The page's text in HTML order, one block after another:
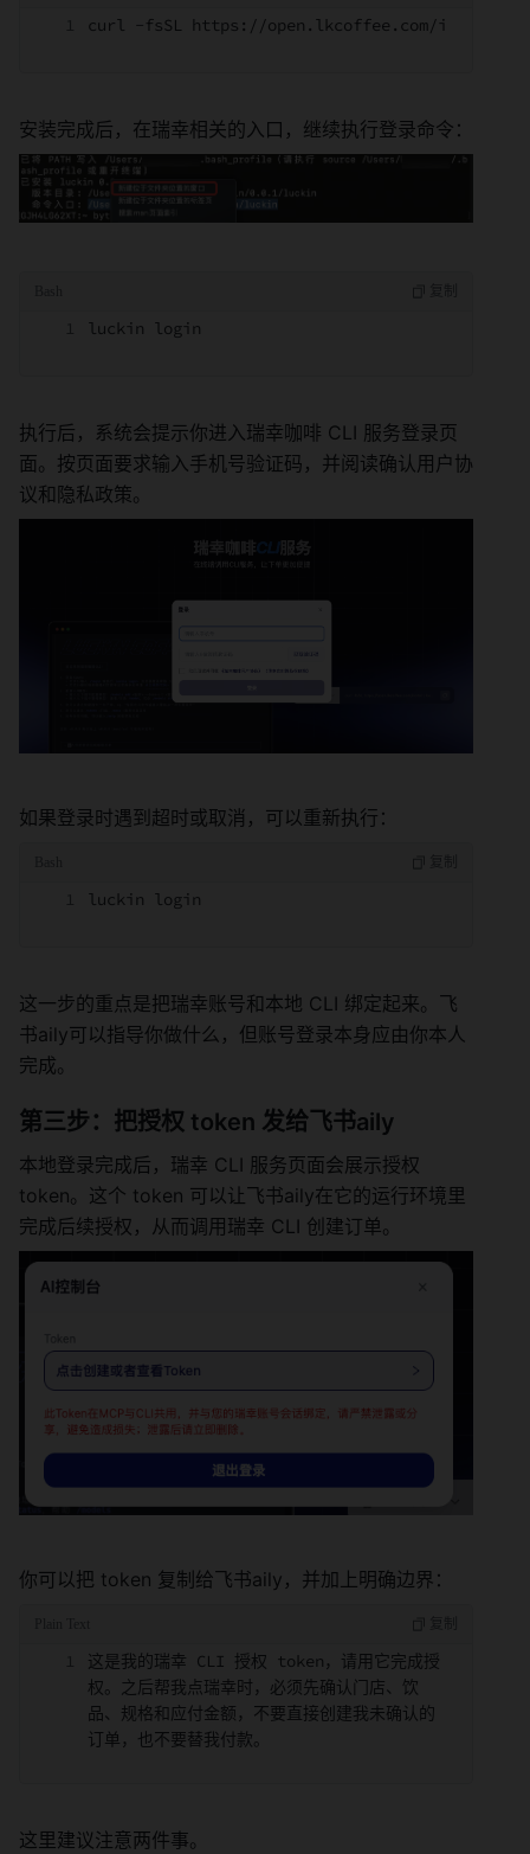
curl -fsSL https://open.lkcoffee.com/install |
安装完成后，在瑞幸相关的入口，继续执行登录命令：
luckin login
执行后，系统会提示你进入瑞幸咖啡 CLI 服务登录页
面。按页面要求输入手机号验证码，并阅读确认用户协
议和隐私政策。
如果登录时遇到超时或取消，可以重新执行：
luckin login
这一步的重点是把瑞幸账号和本地 CLI 绑定起来。飞
书aily可以指导你做什么，但账号登录本身应由你本人
完成。
第三步：把授权 token 发给飞书aily
本地登录完成后，瑞幸 CLI 服务页面会展示授权
token。这个 token 可以让飞书aily在它的运行环境里
完成后续授权，从而调用瑞幸 CLI 创建订单。
你可以把 token 复制给飞书aily，并加上明确边界：
这是我的瑞幸 CLI 授权 token，请用它完成授
权。之后帮我点瑞幸时，必须先确认门店、饮
品、规格和应付金额，不要直接创建我未确认的
订单，也不要替我付款。
这里建议注意两件事。